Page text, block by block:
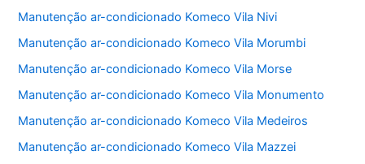
Manutenção ar-condicionado Komeco Vila Nivi
Manutenção ar-condicionado Komeco Vila Morumbi
Manutenção ar-condicionado Komeco Vila Morse
Manutenção ar-condicionado Komeco Vila Monumento
Manutenção ar-condicionado Komeco Vila Medeiros
Manutenção ar-condicionado Komeco Vila Mazzei